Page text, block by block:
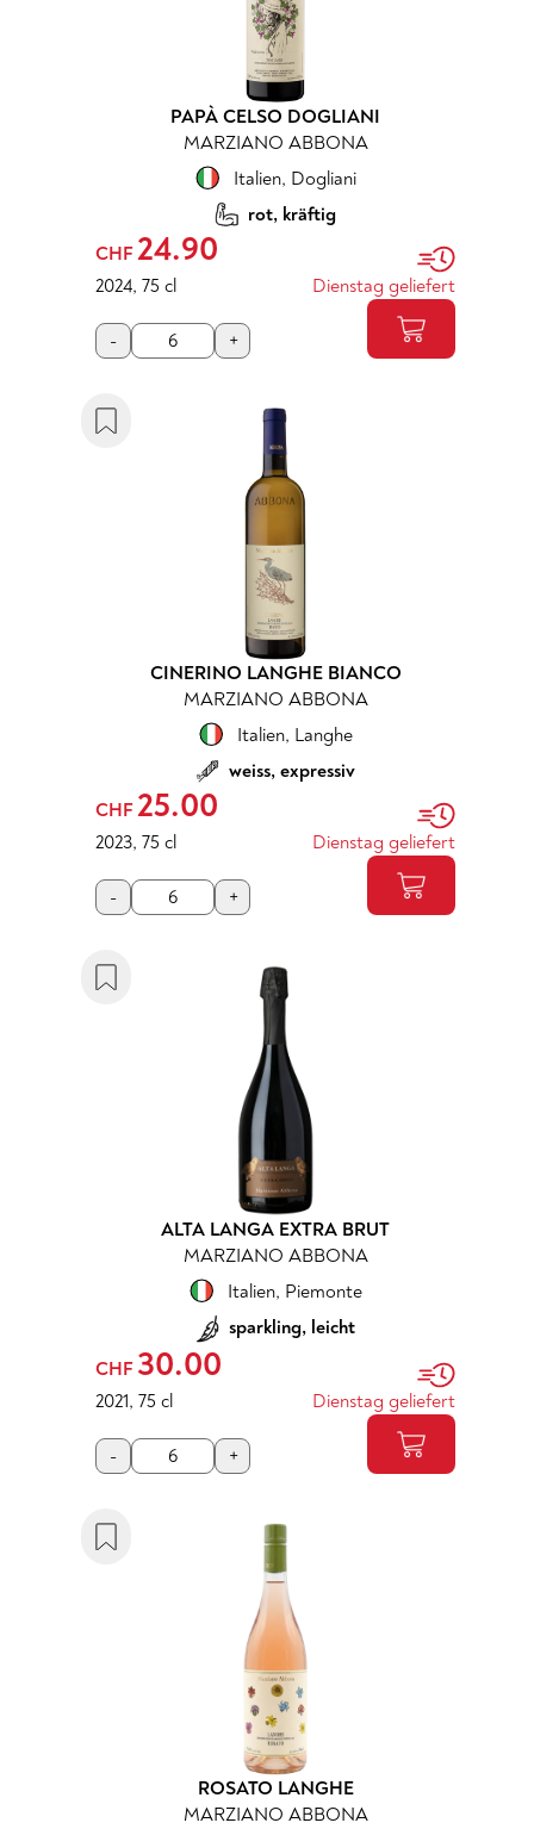
PAPÀ CELSO DOGLIANI
MARZIANO ABBONA
Italien, Dogliani
rot, kräftig
CHF 24.90
2024, 75 cl Dienstag geliefert
- +
CINERINO LANGHE BIANCO
MARZIANO ABBONA
Italien, Langhe
weiss, expressiv
CHF 25.00
2023, 75 cl Dienstag geliefert
- +
ALTA LANGA EXTRA BRUT
MARZIANO ABBONA
Italien, Piemonte
sparkling, leicht
CHF 30.00
2021, 75 cl Dienstag geliefert
- +
ROSATO LANGHE
MARZIANO ABBONA